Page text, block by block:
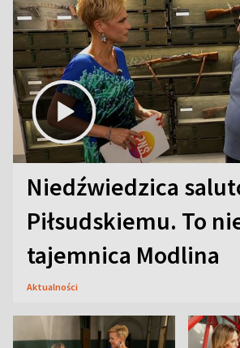
Niedźwiedzica
Piłsudskiemu. To
tajemnica Modlina
Aktualności